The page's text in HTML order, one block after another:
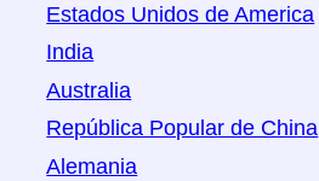
Estados Unidos de America
India
Australia
República Popular de China
Alemania